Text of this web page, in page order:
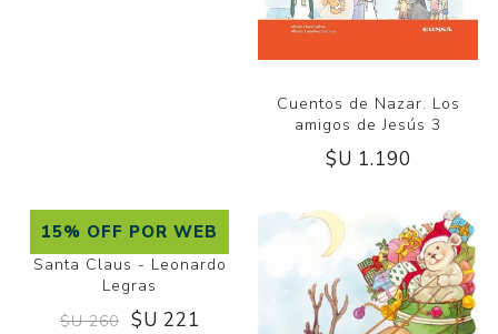
Cuentos de Nazar. Los
amigos de Jesús 3
$U 1.190
15% OFF POR WEB
Santa Claus - Leonardo
Legras
$U 260 $U 221